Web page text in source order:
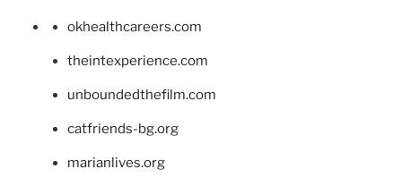
okhealthcareers.com
theintexperience.com
unboundedthefilm.com
catfriends-bg.org
marianlives.org